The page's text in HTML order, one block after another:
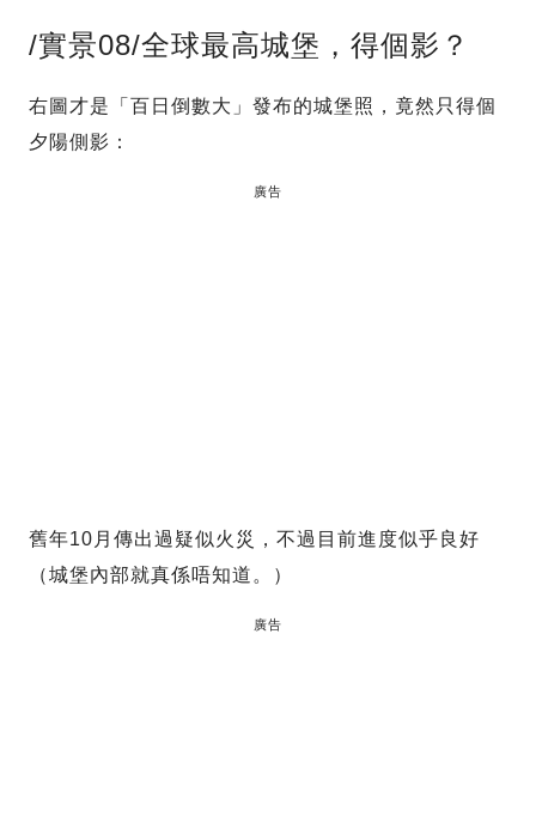
/實景08/全球最高城堡，得個影？
右圖才是「百日倒數大」發布的城堡照，竟然只得個
夕陽側影：
廣告
舊年10月傳出過疑似火災，不過目前進度似乎良好
（城堡內部就真係唔知道。）
廣告